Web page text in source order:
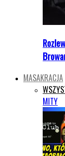
MASAKRACJA
MITY